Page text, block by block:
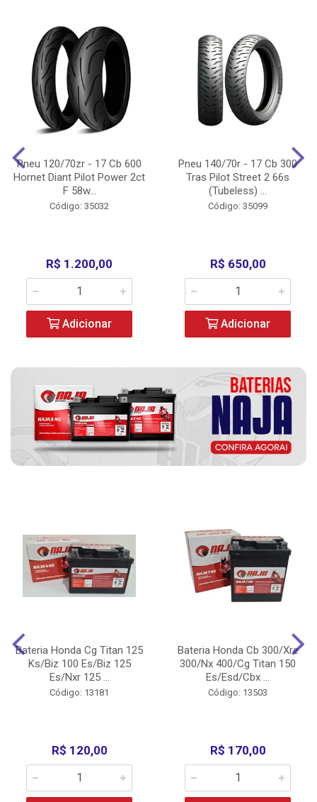
Pneu 120/70zr - 17 Cb 600
Hornet Diant Pilot Power 2ct
F 58w...
Código: 35032
R$ 1.200,00
Adicionar
Pneu 140/70r - 17 Cb 300
Tras Pilot Street 2 66s
(Tubeless) ...
Código: 35099
R$ 650,00
Adicionar
Bateria Honda Cg Titan 125
Ks/Biz 100 Es/Biz 125
Es/Nxr 125 ...
Código: 13181
R$ 120,00
Bateria Honda Cb 300/Xre
300/Nx 400/Cg Titan 150
Es/Esd/Cbx ...
Código: 13503
R$ 170,00